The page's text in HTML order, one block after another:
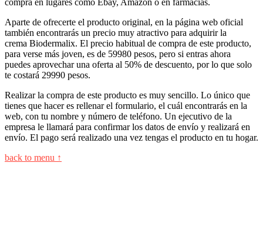
Aparte de ofrecerte el producto original, en la página web oficial
también encontrarás un precio muy atractivo para adquirir la
crema Biodermalix. El precio habitual de compra de este producto,
para verse más joven, es de 59980 pesos, pero si entras ahora
puedes aprovechar una oferta al 50% de descuento, por lo que solo
te costará 29990 pesos.
Realizar la compra de este producto es muy sencillo. Lo único que
tienes que hacer es rellenar el formulario, el cuál encontrarás en la
web, con tu nombre y número de teléfono. Un ejecutivo de la
empresa le llamará para confirmar los datos de envío y realizará en
envío. El pago será realizado una vez tengas el producto en tu hogar.
back to menu ↑